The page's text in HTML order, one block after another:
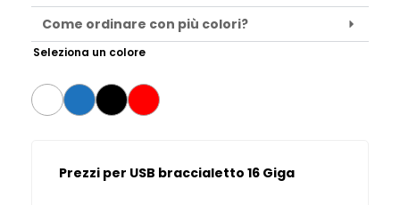
Come ordinare con più colori?
Seleziona un colore
Prezzi per USB braccialetto 16 Giga